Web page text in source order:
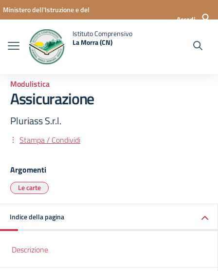
Vai ai contenuti
Vai al menu di navigazione
Vai al footer
Ministero dell'Istruzione e del
Accedi
Istituto Comprensivo
La Morra (CN)
Modulistica
Assicurazione
Pluriass S.r.l.
Stampa / Condividi
Argomenti
Le carte
Indice della pagina
Descrizione